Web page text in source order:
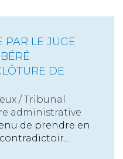
PAR LE JUGE
DE
/Tribunal
administrative
de prendre en